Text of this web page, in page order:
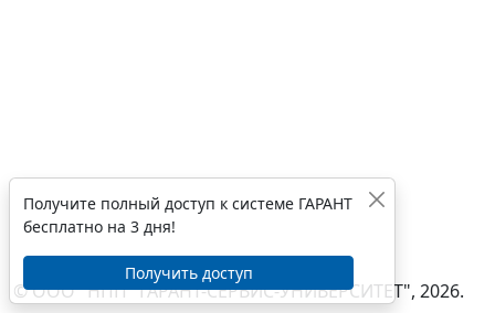
© ООО "НПП "ГАРАНТ-СЕРВИС-УНИВЕРСИТЕТ", 2026.
Получите полный доступ к системе ГАРАНТ
бесплатно на 3 дня!
Получить доступ